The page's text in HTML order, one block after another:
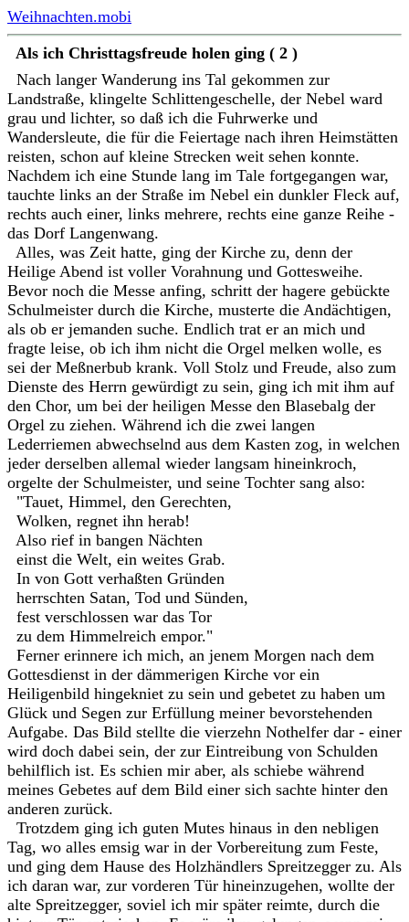
Weihnachten.mobi
Als ich Christtagsfreude holen ging ( 2 )
Nach langer Wanderung ins Tal gekommen zur
Landstraße, klingelte Schlittengeschelle, der Nebel ward
grau und lichter, so daß ich die Fuhrwerke und
Wandersleute, die für die Feiertage nach ihren Heimstätten
reisten, schon auf kleine Strecken weit sehen konnte.
Nachdem ich eine Stunde lang im Tale fortgegangen war,
tauchte links an der Straße im Nebel ein dunkler Fleck auf,
rechts auch einer, links mehrere, rechts eine ganze Reihe -
das Dorf Langenwang.
Alles, was Zeit hatte, ging der Kirche zu, denn der
Heilige Abend ist voller Vorahnung und Gottesweihe.
Bevor noch die Messe anfing, schritt der hagere gebückte
Schulmeister durch die Kirche, musterte die Andächtigen,
als ob er jemanden suche. Endlich trat er an mich und
fragte leise, ob ich ihm nicht die Orgel melken wolle, es
sei der Meßnerbub krank. Voll Stolz und Freude, also zum
Dienste des Herrn gewürdigt zu sein, ging ich mit ihm auf
den Chor, um bei der heiligen Messe den Blasebalg der
Orgel zu ziehen. Während ich die zwei langen
Lederriemen abwechselnd aus dem Kasten zog, in welchen
jeder derselben allemal wieder langsam hineinkroch,
orgelte der Schulmeister, und seine Tochter sang also:
"Tauet, Himmel, den Gerechten,
Wolken, regnet ihn herab!
Also rief in bangen Nächten
einst die Welt, ein weites Grab.
In von Gott verhaßten Gründen
herrschten Satan, Tod und Sünden,
fest verschlossen war das Tor
zu dem Himmelreich empor."
Ferner erinnere ich mich, an jenem Morgen nach dem
Gottesdienst in der dämmerigen Kirche vor ein
Heiligenbild hingekniet zu sein und gebetet zu haben um
Glück und Segen zur Erfüllung meiner bevorstehenden
Aufgabe. Das Bild stellte die vierzehn Nothelfer dar - einer
wird doch dabei sein, der zur Eintreibung von Schulden
behilflich ist. Es schien mir aber, als schiebe während
meines Gebetes auf dem Bild einer sich sachte hinter den
anderen zurück.
Trotzdem ging ich guten Mutes hinaus in den nebligen
Tag, wo alles emsig war in der Vorbereitung zum Feste,
und ging dem Hause des Holzhändlers Spreitzegger zu. Als
ich daran war, zur vorderen Tür hineinzugehen, wollte der
alte Spreitzegger, soviel ich mir später reimte, durch die